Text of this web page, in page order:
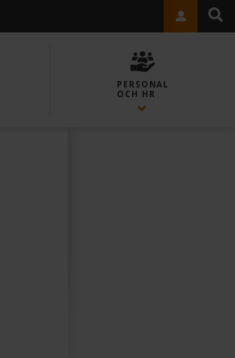
PERSONAL
OCH HR